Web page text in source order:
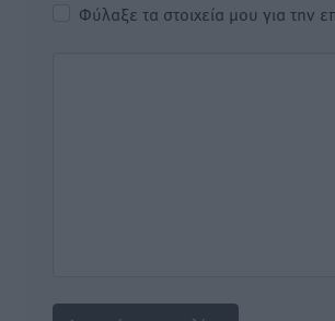
Φύλαξε τα στοιχεία μου για την